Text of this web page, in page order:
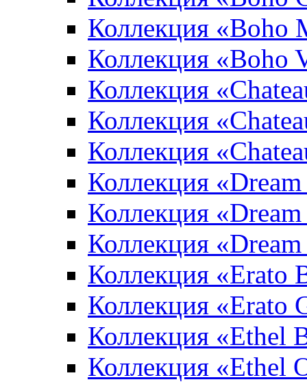
Коллекция «Boho
Коллекция «Boho
Коллекция
Коллекция
Коллекция
Коллекция
Коллекция
Коллекция
Коллекция «Erato
Коллекция «Erato
Коллекция «Ethel
Коллекция «Ethel